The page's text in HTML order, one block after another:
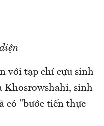
với tạp chí cựu sinh
Khosrowshahi, sinh
có "bước tiến thực